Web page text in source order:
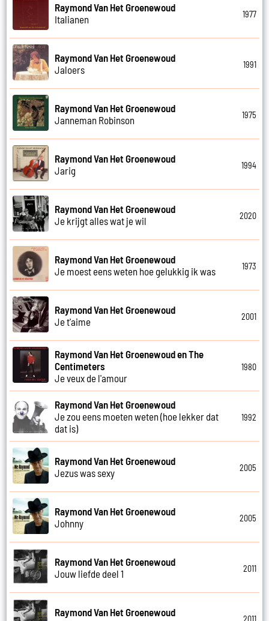
Raymond Van Het Groenewoud
Italianen
1977
Raymond Van Het Groenewoud
Jaloers
1991
Raymond Van Het Groenewoud
Janneman Robinson
1975
Raymond Van Het Groenewoud
Jarig
1994
Raymond Van Het Groenewoud
Je krijgt alles wat je wil
2020
Raymond Van Het Groenewoud
Je moest eens weten hoe gelukkig ik was
1973
Raymond Van Het Groenewoud
Je t'aime
2001
Raymond Van Het Groenewoud en The
Centimeters
Je veux de l'amour
1980
Raymond Van Het Groenewoud
Je zou eens moeten weten (hoe lekker dat
dat is)
1992
Raymond Van Het Groenewoud
Jezus was sexy
2005
Raymond Van Het Groenewoud
Johnny
2005
Raymond Van Het Groenewoud
Jouw liefde deel 1
2011
Raymond Van Het Groenewoud
2011